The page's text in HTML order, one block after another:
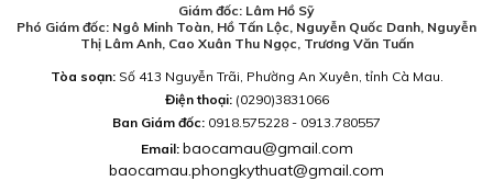
Giám đốc: Lâm Hồ Sỹ
Phó Giám đốc: Ngô Minh Toàn, Hồ Tấn Lộc, Nguyễn Quốc Danh, Nguyễn
Thị Lâm Anh, Cao Xuân Thu Ngọc, Trương Văn Tuấn
Tòa soạn:Số 413 Nguyễn Trãi, Phường An Xuyên, tỉnh Cà Mau.
Điện thoại: (0290)3831066
Ban Giám đốc: 0918.575228 - 0913.780557
Email: baocamau@gmail.com
baocamau.phongkythuat@gmail.com